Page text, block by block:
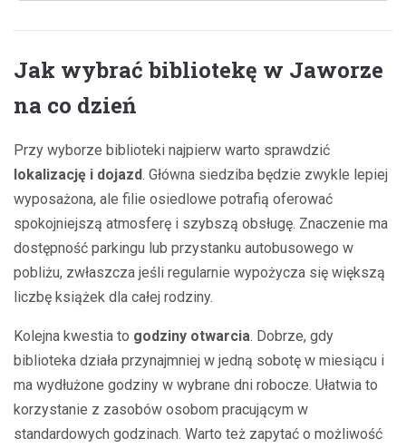
Jak wybrać bibliotekę w Jaworze
na co dzień
Przy wyborze biblioteki najpierw warto sprawdzić
lokalizację i dojazd. Główna siedziba będzie zwykle lepiej
wyposażona, ale filie osiedlowe potrafią oferować
spokojniejszą atmosferę i szybszą obsługę. Znaczenie ma
dostępność parkingu lub przystanku autobusowego w
pobliżu, zwłaszcza jeśli regularnie wypożycza się większą
liczbę książek dla całej rodziny.
Kolejna kwestia to godziny otwarcia. Dobrze, gdy
biblioteka działa przynajmniej w jedną sobotę w miesiącu i
ma wydłużone godziny w wybrane dni robocze. Ułatwia to
korzystanie z zasobów osobom pracującym w
standardowych godzinach. Warto też zapytać o możliwość